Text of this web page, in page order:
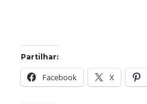
Partilhar:
Facebook X